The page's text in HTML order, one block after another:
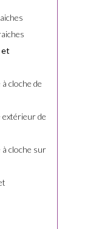
et
cloche de
extérieur de
cloche sur